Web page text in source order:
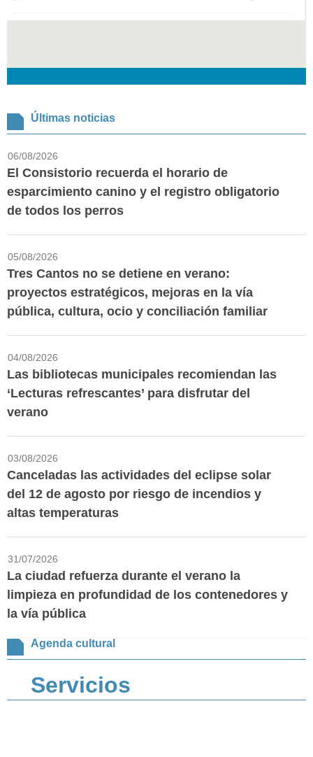
Últimas noticias
06/08/2026
El Consistorio recuerda el horario de
esparcimiento canino y el registro obligatorio
de todos los perros
05/08/2026
Tres Cantos no se detiene en verano:
proyectos estratégicos, mejoras en la vía
pública, cultura, ocio y conciliación familiar
04/08/2026
Las bibliotecas municipales recomiendan las
‘Lecturas refrescantes’ para disfrutar del
verano
03/08/2026
Canceladas las actividades del eclipse solar
del 12 de agosto por riesgo de incendios y
altas temperaturas
31/07/2026
La ciudad refuerza durante el verano la
limpieza en profundidad de los contenedores y
la vía pública
Agenda cultural
Servicios